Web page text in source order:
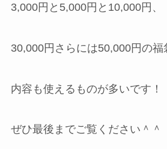
3,000円と5,000円と10,000円、
30,000円さらには50,000円の福
内容も使えるものが多いです！
ぜひ最後までご覧ください＾＾